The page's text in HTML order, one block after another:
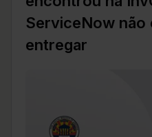
ServiceNow não
entregar